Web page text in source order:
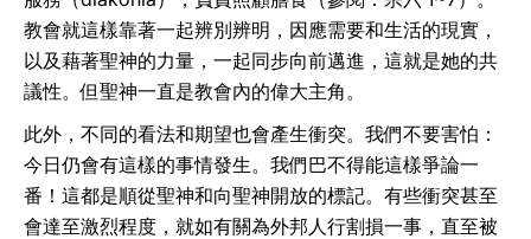
教會就這樣靠著一起辨別辨明，因應需要和生活的現實，
以及藉著聖神的力量，一起同步向前邁進，這就是她的共
議性。但聖神一直是教會內的偉大主角。
此外，不同的看法和期望也會產生衝突。我們不要害怕：
今日仍會有這樣的事情發生。我們巴不得能這樣爭論一
番！這都是順從聖神和向聖神開放的標記。有些衝突甚至
會達至激烈程度，就如有關為外邦人行割損一事，直至被